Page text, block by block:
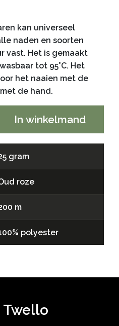
kan universeel
naden en soorten
vast. Het is gemaakt
tot 95°C. Het
het naaien met de
de hand.
In winkelmand
gram
roze
m
polyester